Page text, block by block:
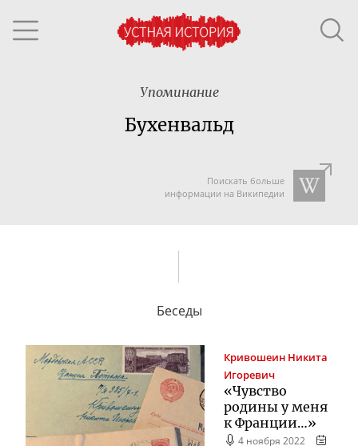
Упоминание
Бухенвальд
Поискать больше
информации на Википедии
Беседы
Кривошеин Никита
Игоревич
«Чувство
родины у меня
к Франции…»
4 ноября 2022